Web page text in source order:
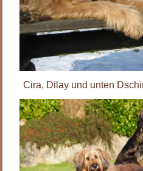
Cira, Dilay und unten